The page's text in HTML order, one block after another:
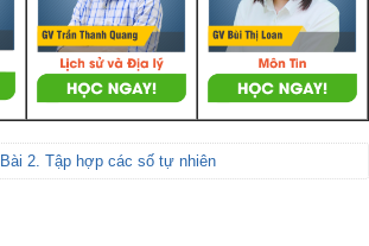
Bài 2. Tập hợp các số tự nhiên